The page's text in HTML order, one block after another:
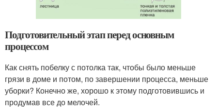
Подготовительный этап перед основным
процессом
Как снять побелку с потолка так, чтобы было меньше
грязи в доме и потом, по завершении процесса, меньше
уборки? Конечно же, хорошо к этому подготовившись и
продумав все до мелочей.